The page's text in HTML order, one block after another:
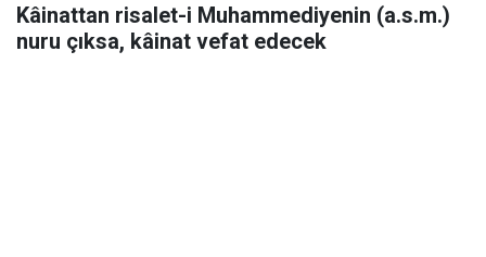
Kâinattan risalet-i Muhammediyenin (a.s.m.)
nuru çıksa, kâinat vefat edecek